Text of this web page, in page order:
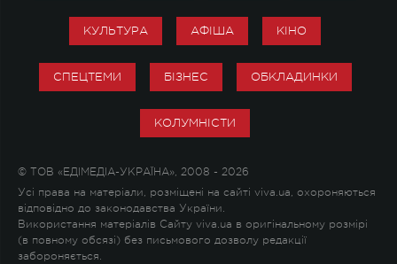
КУЛЬТУРА АФІША КІНО
СПЕЦТЕМИ БІЗНЕС ОБКЛАДИНКИ
КОЛУМНІСТИ
© ТОВ «ЕДІМЕДІА-УКРАЇНА», 2008 - 2026
Усі права на матеріали, розміщені на сайті viva.ua, охороняються
відповідно до законодавства України.
Використання матеріалів Сайту viva.ua в оригінальному розмірі
(в повному обсязі) без письмового дозволу редакції
забороняється.